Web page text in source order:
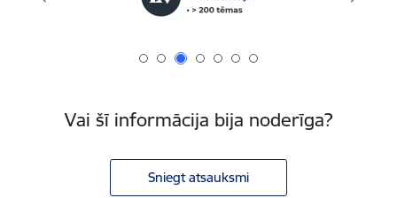
Vai šī informācija bija noderīga?
Sniegt atsauksmi